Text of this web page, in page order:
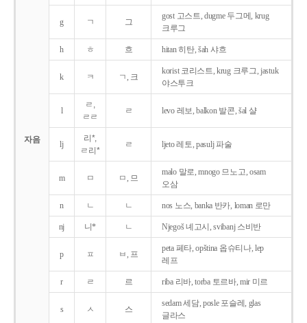
자음
g ㄱ 그
gost 고스트, dugme 두그메, krug
크루그
h ㅎ 흐 hitan 히탄, šah 샤흐
k ㅋ ㄱ, 크
korist 코리스트, krug 크루그, jastuk
야스투크
l
ㄹ,
ㄹㄹ
ㄹ levo 레보, balkon 발콘, šal 샬
lj
리*,
ㄹ리*
ㄹ ljeto 레토, pasulj 파술
m ㅁ ㅁ, 므
malo 말로, mnogo 므노고, osam
오삼
n ㄴ ㄴ nos 노스, banka 반카, loman 로만
nj 니* ㄴ Njegoš 녜고시, svibanj 스비반
p ㅍ ㅂ, 프
peta 페타, opština 옵슈티나, lep
레프
r ㄹ 르 riba 리바, torba 토르바, mir 미르
s ㅅ 스
sedam 세담, posle 포슬레, glas
글라스